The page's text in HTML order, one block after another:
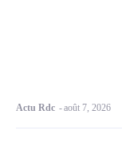
Actu Rdc -août 7, 2026